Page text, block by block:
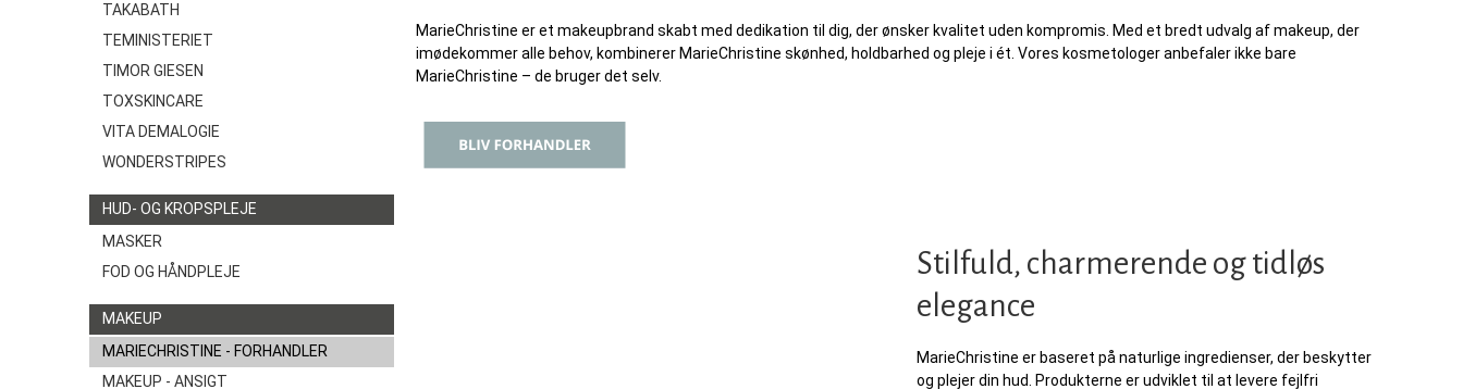
TAKABATH
TEMINISTERIET
TIMOR GIESEN
TOXSKINCARE
VITA DEMALOGIE
WONDERSTRIPES
HUD- OG KROPSPLEJE
MASKER
FOD OG HÅNDPLEJE
MAKEUP
MARIECHRISTINE - FORHANDLER
MAKEUP - ANSIGT
MarieChristine er et makeupbrand skabt med dedikation til dig, der ønsker kvalitet uden kompromis. Med et bredt udvalg af makeup, der
imødekommer alle behov, kombinerer MarieChristine skønhed, holdbarhed og pleje i ét. Vores kosmetologer anbefaler ikke bare
MarieChristine – de bruger det selv.
Stilfuld, charmerende og tidløs
elegance
MarieChristine er baseret på naturlige ingredienser, der beskytter
og plejer din hud. Produkterne er udviklet til at levere fejlfri